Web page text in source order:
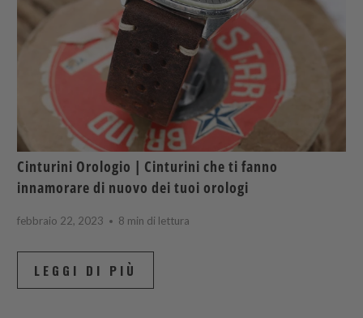
Cinturini Orologio | Cinturini che ti fanno
innamorare di nuovo dei tuoi orologi
febbraio 22, 2023 8 min di lettura
LEGGI DI PIÙ